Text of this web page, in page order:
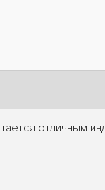
отличным